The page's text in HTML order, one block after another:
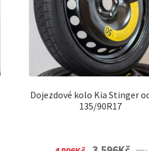
Dojezdové kolo Kia Stinger
135/90R17
Original